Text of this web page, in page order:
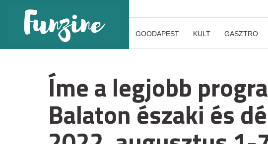
GOODAPEST KULT GASZTRO
Íme a legjobb
Balaton északi és